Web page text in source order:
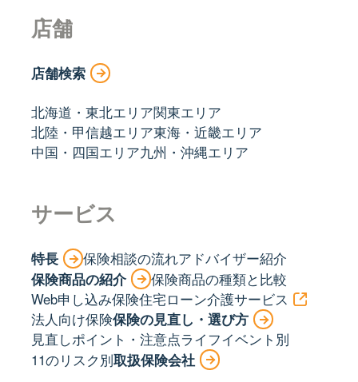
店舗
店舗検索
北海道・東北エリア関東エリア
北陸・甲信越エリア東海・近畿エリア
中国・四国エリア九州・沖縄エリア
サービス
特長 保険相談の流れアドバイザー紹介
保険商品の紹介
保険商品の種類と比較
Web申し込み保険住宅ローン介護サービス
法人向け保険保険の見直し・選び方
見直しポイント・注意点ライフイベント別
11のリスク別取扱保険会社